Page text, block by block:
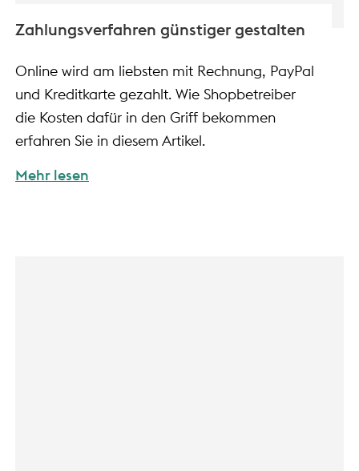
Zahlungsverfahren günstiger gestalten
Online wird am liebsten mit Rechnung, PayPal
und Kreditkarte gezahlt. Wie Shopbetreiber
die Kosten dafür in den Griff bekommen
erfahren Sie in diesem Artikel.
Mehr lesen